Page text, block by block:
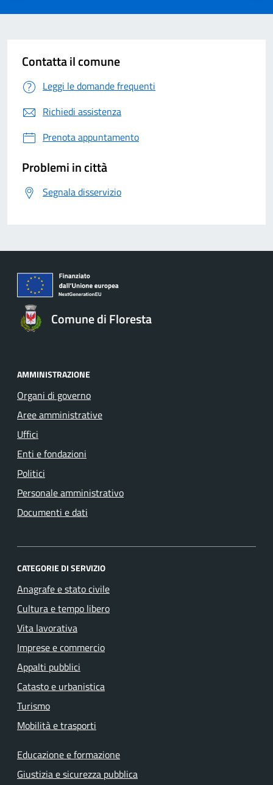
Contatta il comune
Leggi le domande frequenti
Richiedi assistenza
Prenota appuntamento
Problemi in città
Segnala disservizio
Comune di Floresta
AMMINISTRAZIONE
Organi di governo
Aree amministrative
Uffici
Enti e fondazioni
Politici
Personale amministrativo
Documenti e dati
CATEGORIE DI SERVIZIO
Anagrafe e stato civile
Cultura e tempo libero
Vita lavorativa
Imprese e commercio
Appalti pubblici
Catasto e urbanistica
Turismo
Mobilità e trasporti
Educazione e formazione
Giustizia e sicurezza pubblica